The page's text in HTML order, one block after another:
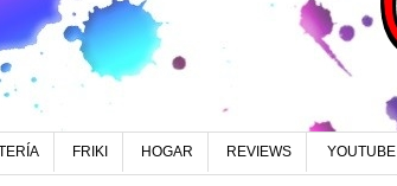
FRIKI HOGAR REVIEWS YOUTUBE